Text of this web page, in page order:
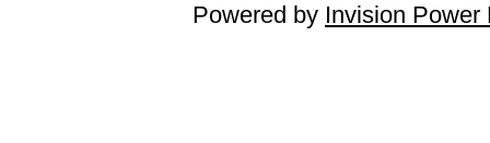
Powered by Invision Power